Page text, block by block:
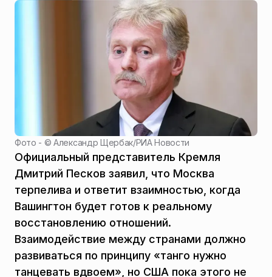
Фото - ©Александр Щербак/РИА Новости
Официальный представитель Кремля
Дмитрий Песков заявил, что Москва
терпелива и ответит взаимностью, когда
Вашингтон будет готов к реальному
восстановлению отношений.
Взаимодействие между странами должно
развиваться по принципу «танго нужно
танцевать вдвоем», но США пока этого не